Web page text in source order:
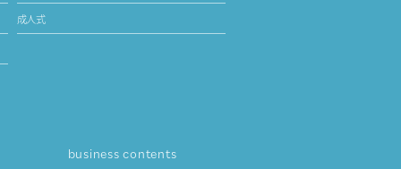
成人式
business contents